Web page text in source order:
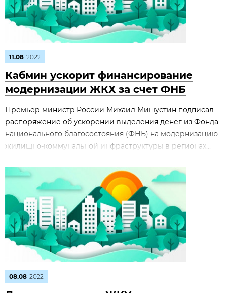
11.08 2022
Кабмин ускорит финансирование
модернизации ЖКХ за счет ФНБ
Премьер-министр России Михаил Мишустин подписал
распоряжение об ускорении выделения денег из Фонда
национального благосостояния (ФНБ) на модернизацию
жилищно-коммунальной инфраструктуры в регионах...
08.08 2022